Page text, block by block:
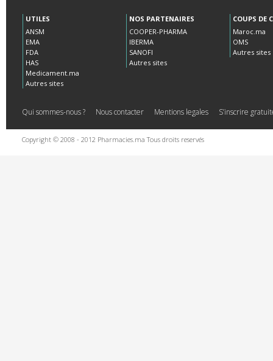
UTILES
ANSM
EMA
FDA
HAS
Medicament.ma
Autres sites
NOS PARTENAIRES
COOPER-PHARMA
IBERMA
SANOFI
Autres sites
COUPS DE
Maroc.ma
OMS
Autres sites
Qui sommes-nous ? Nous contacter Mentions legales S’inscrire
Copyright © 2008 - 2012 Pharmacies.ma Tous droits reservés